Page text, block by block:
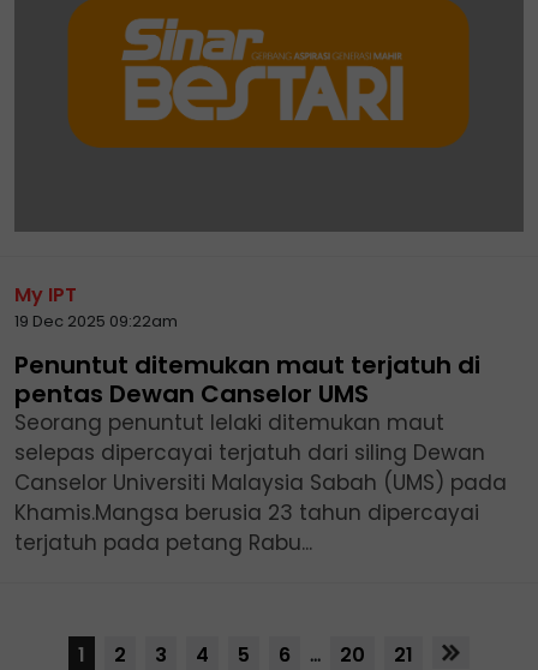
My IPT
19 Dec 2025 09:22am
Penuntut ditemukan maut terjatuh di
pentas Dewan Canselor UMS
Seorang penuntut lelaki ditemukan maut
selepas dipercayai terjatuh dari siling Dewan
Canselor Universiti Malaysia Sabah (UMS) pada
Khamis.Mangsa berusia 23 tahun dipercayai
terjatuh pada petang Rabu...
1 2 3 4 5 6 ... 20 21